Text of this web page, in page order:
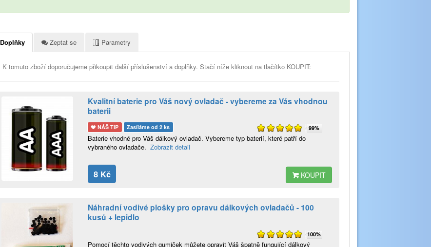
Doplňky Zeptat se Parametry
K tomuto zboží doporučujeme přikoupit další příslušenství a doplňky. Stačí níže kliknout na tlačítko KOUPIT:
Kvalitní baterie pro Váš nový ovladač - vybereme za Vás vhodnou
baterii
NÁŠ TIP Zasíláme od 2 ks 99%
Baterie vhodné pro Váš dálkový ovladač. Vybereme typ baterií, které patří do
vybraného ovladače. Zobrazit detail
8 Kč KOUPIT
Náhradní vodivé plošky pro opravu dálkových ovladačů - 100
kusů + lepidlo
100%
Pomocí těchto vodivých gumiček můžete opravit Váš špatně fungující dálkový